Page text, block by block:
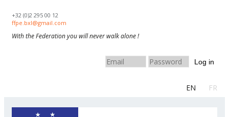
+32 (0)2 295 00 12
ffpe.bxl@gmail.com
With the Federation you will never walk alone !
Log in
EN FR